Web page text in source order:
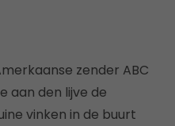
zender ABC
aan den lijve de
vinken in de buurt